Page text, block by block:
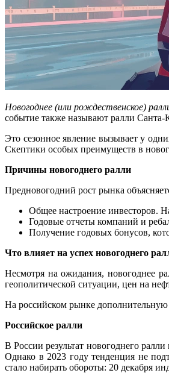
Новогоднее (или рождественское)
событие также называют ралли Санта-
Это сезонное явление вызывает у
Скептики особых преимуществ в
Причины новогоднего ралли
Предновогодний рост рынка
Общее настроение инвесторов.
Годовые отчеты компаний и
Получение годовых бонусов,
Что влияет на успех новогоднего
Несмотря на ожидания, новогоднее
геополитической ситуации, цен на
На российском рынке дополнительную
Российское ралли
В России результат новогоднего
Однако в 2023 году тенденция не
стало набирать обороты: 20 декабря